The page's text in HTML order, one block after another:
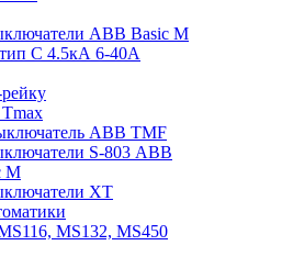
ABB Basic M
С 4.5кА 6-40А
ABB TMF
S-803 АВВ
M
XT
MS132, MS450